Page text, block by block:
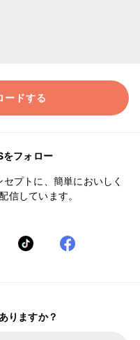
ードする
をフォロー
プトに、簡単においしく
信しています。
りますか？